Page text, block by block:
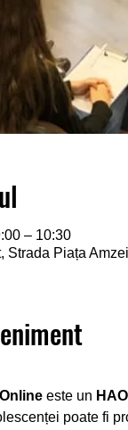
– 10:30
Strada Piața
este un
poate fi